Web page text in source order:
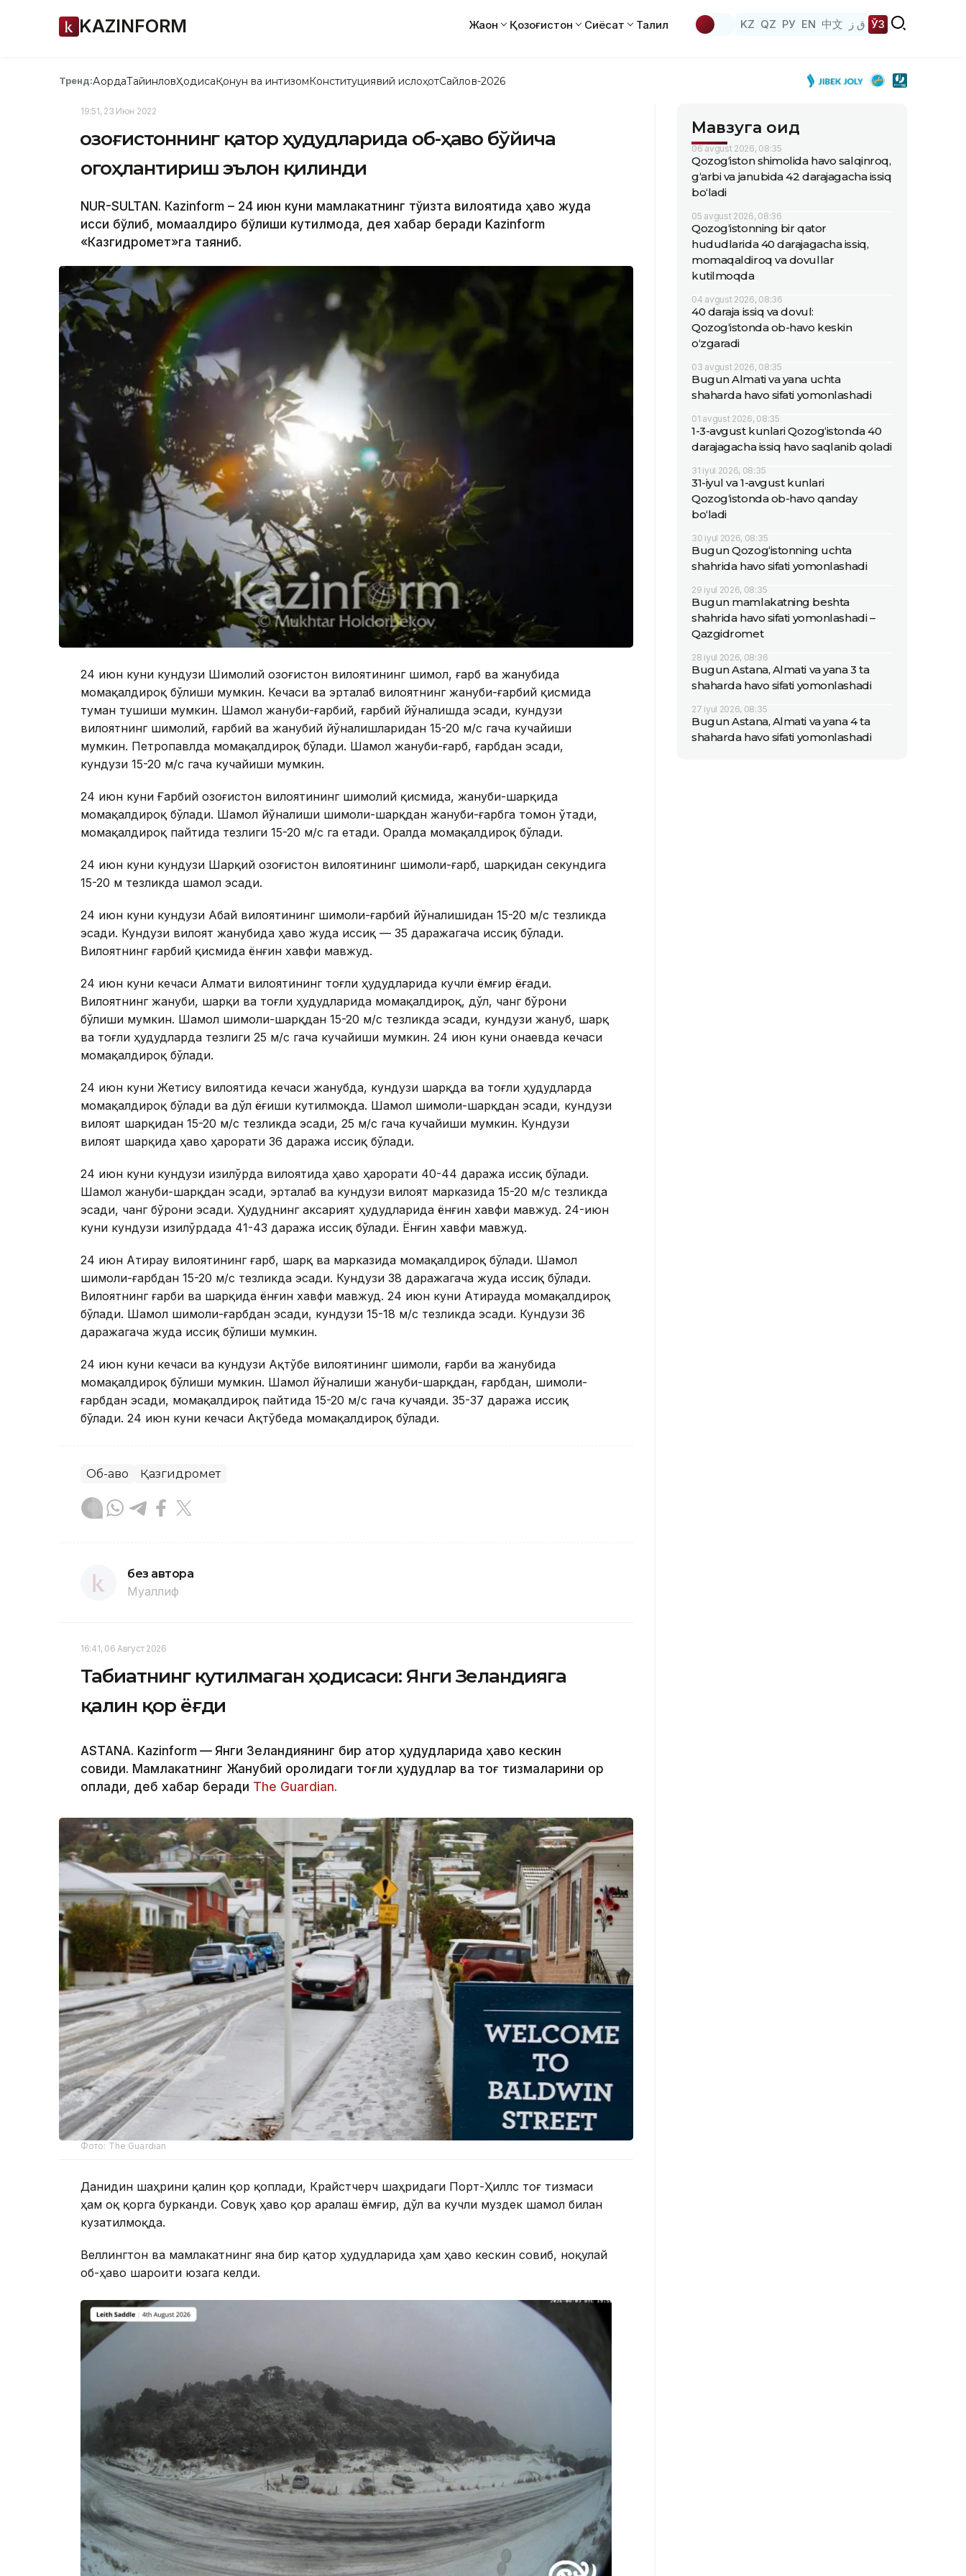
KAZINFORM Жаҳон Қозоғистон Сиёсат Таҳлил KZ QZ РУ EN 中文 ق ز ЎЗ
Тренд:АқордаТайинловҲодисаҚонун ва интизомКонституциявий ислоҳотСайлов-2026
19:51, 23 Июн 2022
Қозоғистоннинг қатор ҳудудларида об-ҳаво бўйича
огоҳлантириш эълон қилинди
NUR-SULTAN. Кazinform – 24 июн куни мамлакатнинг тўққизта вилоятида ҳаво жуда
иссиқ бўлиб, момақалдироқ бўлиши кутилмоқда, дея хабар беради Kazinform
«Казгидромет»га таяниб.
24 июн куни кундузи Шимолий Қозоғистон вилоятининг шимол, ғарб ва жанубида
момақалдироқ бўлиши мумкин. Кечаси ва эрталаб вилоятнинг жануби-ғарбий қисмида
туман тушиши мумкин. Шамол жануби-ғарбий, ғарбий йўналишда эсади, кундузи
вилоятнинг шимолий, ғарбий ва жанубий йўналишларидан 15-20 м/с гача кучайиши
мумкин. Петропавлда момақалдироқ бўлади. Шамол жануби-ғарб, ғарбдан эсади,
кундузи 15-20 м/с гача кучайиши мумкин.
24 июн куни Ғарбий Қозоғистон вилоятининг шимолий қисмида, жануби-шарқида
момақалдироқ бўлади. Шамол йўналиши шимоли-шарқдан жануби-ғарбга томон ўтади,
момақалдироқ пайтида тезлиги 15-20 м/с га етади. Оралда момақалдироқ бўлади.
24 июн куни кундузи Шарқий Қозоғистон вилоятининг шимоли-ғарб, шарқидан секундига
15-20 м тезликда шамол эсади.
24 июн куни кундузи Абай вилоятининг шимоли-ғарбий йўналишидан 15-20 м/с тезликда
эсади. Кундузи вилоят жанубида ҳаво жуда иссиқ — 35 даражагача иссиқ бўлади.
Вилоятнинг ғарбий қисмида ёнғин хавфи мавжуд.
24 июн куни кечаси Алмати вилоятининг тоғли ҳудудларида кучли ёмғир ёғади.
Вилоятнинг жануби, шарқи ва тоғли ҳудудларида момақалдироқ, дўл, чанг бўрони
бўлиши мумкин. Шамол шимоли-шарқдан 15-20 м/с тезликда эсади, кундузи жануб, шарқ
ва тоғли ҳудудларда тезлиги 25 м/с гача кучайиши мумкин. 24 июн куни Қонаевда кечаси
момақалдироқ бўлади.
24 июн куни Жетису вилоятида кечаси жанубда, кундузи шарқда ва тоғли ҳудудларда
момақалдироқ бўлади ва дўл ёғиши кутилмоқда. Шамол шимоли-шарқдан эсади, кундузи
вилоят шарқидан 15-20 м/с тезликда эсади, 25 м/с гача кучайиши мумкин. Кундузи
вилоят шарқида ҳаво ҳарорати 36 даража иссиқ бўлади.
24 июн куни кундузи Қизилўрда вилоятида ҳаво ҳарорати 40-44 даража иссиқ бўлади.
Шамол жануби-шарқдан эсади, эрталаб ва кундузи вилоят марказида 15-20 м/с тезликда
эсади, чанг бўрони эсади. Ҳудуднинг аксарият ҳудудларида ёнғин хавфи мавжуд. 24-июн
куни кундузи Қизилўрдада 41-43 даража иссиқ бўлади. Ёнғин хавфи мавжуд.
24 июн Атирау вилоятининг ғарб, шарқ ва марказида момақалдироқ бўлади. Шамол
шимоли-ғарбдан 15-20 м/с тезликда эсади. Кундузи 38 даражагача жуда иссиқ бўлади.
Вилоятнинг ғарби ва шарқида ёнғин хавфи мавжуд. 24 июн куни Атирауда момақалдироқ
бўлади. Шамол шимоли-ғарбдан эсади, кундузи 15-18 м/с тезликда эсади. Кундузи 36
даражагача жуда иссиқ бўлиши мумкин.
24 июн куни кечаси ва кундузи Ақтўбе вилоятининг шимоли, ғарби ва жанубида
момақалдироқ бўлиши мумкин. Шамол йўналиши жануби-шарқдан, ғарбдан, шимоли-
ғарбдан эсади, момақалдироқ пайтида 15-20 м/с гача кучаяди. 35-37 даража иссиқ
бўлади. 24 июн куни кечаси Ақтўбеда момақалдироқ бўлади.
Об-ҳаво Қазгидромет
без автора
Муаллиф
16:41, 06 Август 2026
Табиатнинг кутилмаган ҳодисаси: Янги Зеландияга
қалин қор ёғди
ASTANA. Kazinform — Янги Зеландиянинг бир қатор ҳудудларида ҳаво кескин
совиди. Мамлакатнинг Жанубий оролидаги тоғли ҳудудлар ва тоғ тизмаларини қор
қоплади, деб хабар беради The Guardian.
Фото: The Guardian
Данидин шаҳрини қалин қор қоплади, Крайстчерч шаҳридаги Порт-Ҳиллс тоғ тизмаси
ҳам оқ қорга бурканди. Совуқ ҳаво қор аралаш ёмғир, дўл ва кучли муздек шамол билан
кузатилмоқда.
Веллингтон ва мамлакатнинг яна бир қатор ҳудудларида ҳам ҳаво кескин совиб, ноқулай
об-ҳаво шароити юзага келди.
Мавзуга оид
06 avgust 2026, 08:35
Qozog‘iston shimolida havo salqinroq,
g‘arbi va janubida 42 darajagacha issiq
bo‘ladi
05 avgust 2026, 08:36
Qozog‘istonning bir qator
hududlarida 40 darajagacha issiq,
momaqaldiroq va dovullar
kutilmoqda
04 avgust 2026, 08:36
40 daraja issiq va dovul:
Qozog‘istonda ob-havo keskin
o‘zgaradi
03 avgust 2026, 08:35
Bugun Almati va yana uchta
shaharda havo sifati yomonlashadi
01 avgust 2026, 08:35
1-3-avgust kunlari Qozog‘istonda 40
darajagacha issiq havo saqlanib qoladi
31 iyul 2026, 08:35
31-iyul va 1-avgust kunlari
Qozog‘istonda ob-havo qanday
bo‘ladi
30 iyul 2026, 08:35
Bugun Qozog‘istonning uchta
shahrida havo sifati yomonlashadi
29 iyul 2026, 08:35
Bugun mamlakatning beshta
shahrida havo sifati yomonlashadi –
Qazgidromet
28 iyul 2026, 08:36
Bugun Astana, Almati va yana 3 ta
shaharda havo sifati yomonlashadi
27 iyul 2026, 08:35
Bugun Astana, Almati va yana 4 ta
shaharda havo sifati yomonlashadi